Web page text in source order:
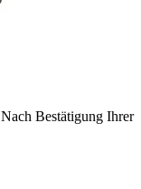
Nach Bestätigung Ihrer